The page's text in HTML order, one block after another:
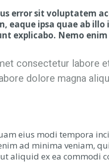
error sit voluptatem
eaque ipsa quae ab
explicabo. Nemo
consectetur labore
dolore magna
eius modi tempora
ad minima veniam,
aliquid ex ea commodi